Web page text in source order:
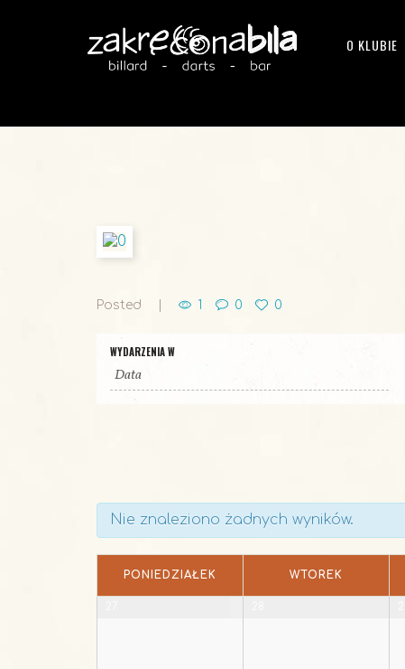
O KLUBIE
Posted 1 0 0
WYDARZENIA W
Nie znaleziono żadnych wyników.
PONIEDZIAŁEK WTOREK